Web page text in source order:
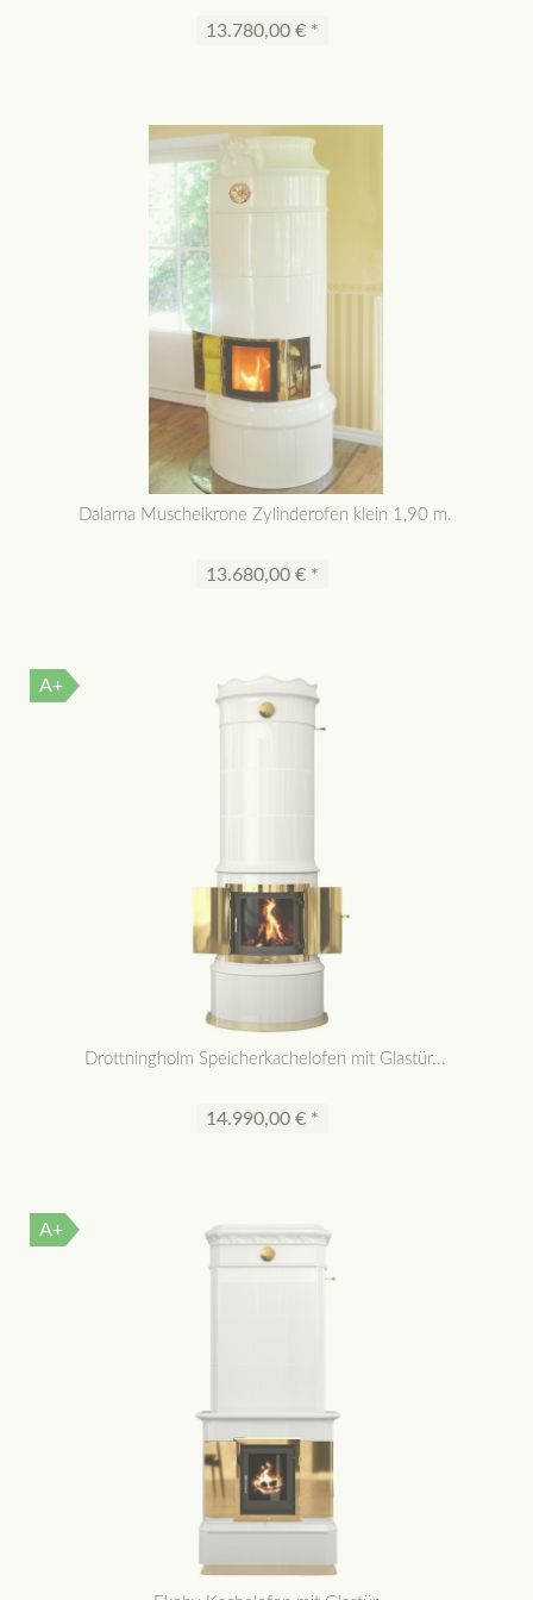
13.780,00 € *
Dalarna Muschelkrone Zylinderofen klein 1,90 m.
13.680,00 € *
A+
Drottningholm Speicherkachelofen mit Glastür...
14.990,00 € *
A+